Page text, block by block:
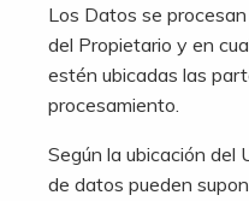
Los Datos se
del Propietario y en
estén ubicadas las
procesamiento.
Según la ubicación del
de datos pueden